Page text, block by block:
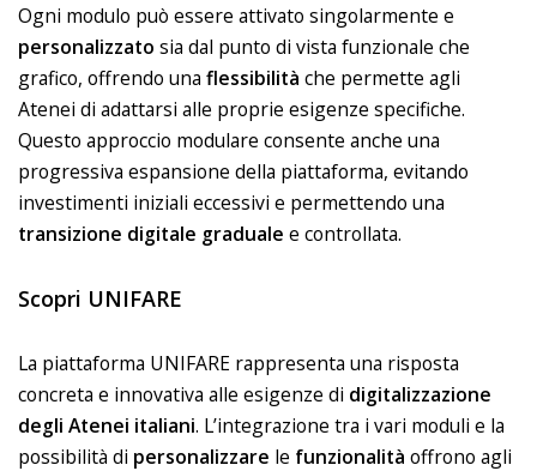
Ogni modulo può essere attivato singolarmente e
personalizzato sia dal punto di vista funzionale che
grafico, offrendo una flessibilità che permette agli
Atenei di adattarsi alle proprie esigenze specifiche.
Questo approccio modulare consente anche una
progressiva espansione della piattaforma, evitando
investimenti iniziali eccessivi e permettendo una
transizione digitale graduale e controllata.
Scopri UNIFARE
La piattaforma UNIFARE rappresenta una risposta
concreta e innovativa alle esigenze di digitalizzazione
degli Atenei italiani. L’integrazione tra i vari moduli e la
possibilità di personalizzare le funzionalità offrono agli